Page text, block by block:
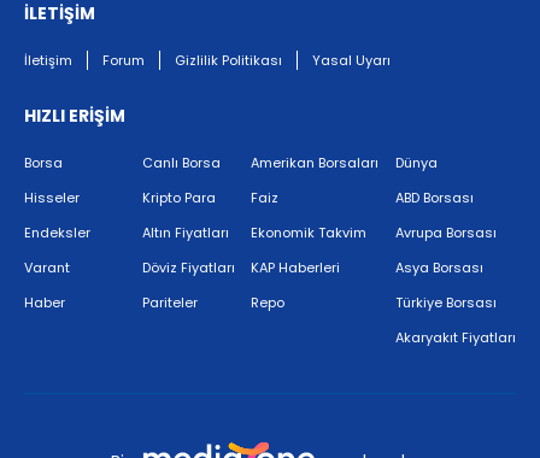
İLETİŞİM
İletişim Forum Gizlilik Politikası Yasal Uyarı
HIZLI ERİŞİM
Borsa
Hisseler
Endeksler
Varant
Haber
Canlı Borsa
Kripto Para
Altın Fiyatları
Döviz Fiyatları
Pariteler
Amerikan Borsaları
Faiz
Ekonomik Takvim
KAP Haberleri
Repo
Dünya
ABD Borsası
Avrupa Borsası
Asya Borsası
Türkiye Borsası
Akaryakıt Fiyatları